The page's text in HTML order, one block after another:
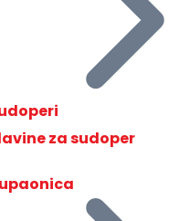
za sudoper